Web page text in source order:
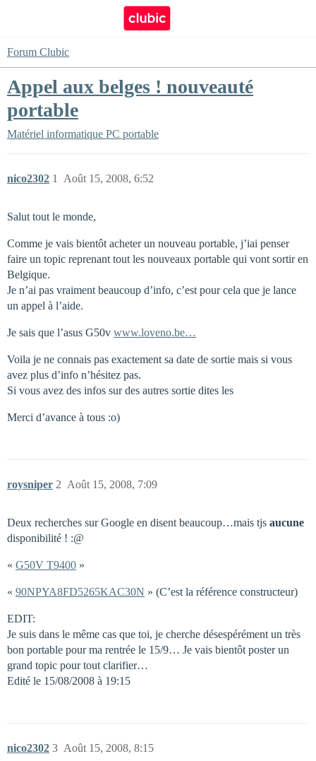
Forum Clubic
Appel aux belges ! nouveauté
portable
Matériel informatique PC portable
nico2302 Août 15, 2008, 6:52
1
Salut tout le monde,
Comme je vais bientôt acheter un nouveau portable, j’iai penser
faire un topic reprenant tout les nouveaux portable qui vont sortir en
Belgique.
Je n’ai pas vraiment beaucoup d’info, c’est pour cela que je lance
un appel à l’aide.
Je sais que l’asus G50v www.loveno.be…
Voila je ne connais pas exactement sa date de sortie mais si vous
avez plus d’info n’hésitez pas.
Si vous avez des infos sur des autres sortie dites les
Merci d’avance à tous :o)
roysniper Août 15, 2008, 7:09
2
Deux recherches sur Google en disent beaucoup…mais tjs aucune
disponibilité ! :@
« G50V T9400 »
« 90NPYA8FD5265KAC30N » (C’est la référence constructeur)
EDIT:
Je suis dans le même cas que toi, je cherche désespérément un très
bon portable pour ma rentrée le 15/9… Je vais bientôt poster un
grand topic pour tout clarifier…
Edité le 15/08/2008 à 19:15
nico2302 Août 15, 2008, 8:15
3